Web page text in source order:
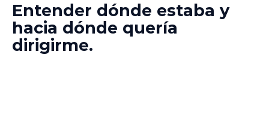
Entender dónde estaba y
hacia dónde quería
dirigirme.